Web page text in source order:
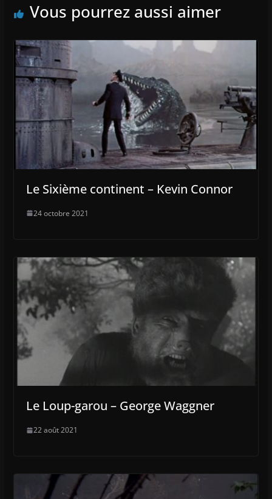
Vous pourrez aussi aimer
Le Sixième continent – Kevin Connor
24 octobre 2021
Le Loup-garou – George Waggner
22 août 2021